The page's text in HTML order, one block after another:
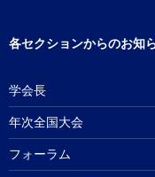
各セクションからのお知
学会長
年次全国大会
フォーラム